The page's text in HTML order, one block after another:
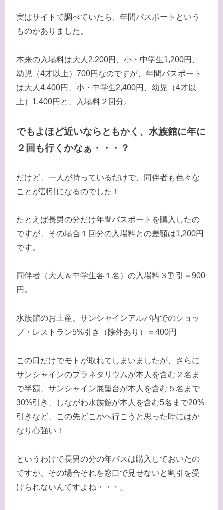
実はサイトで調べていたら、年間パスポートという
ものがありました。
本来の入場料は大人2,200円、小・中学生1,200円、
幼児（4才以上）700円なのですが、年間パスポート
は大人4,400円、小・中学生2,400円、幼児（4才以
上）1,400円と、入場料２回分。
でもよほど近いならともかく、水族館に年に
２回も行くかなぁ・・・？
だけど、一人が持っているだけで、同伴者も色々な
ことが割引になるのでした！
たとえば長男の分だけ年間パスポートを購入したの
ですが、その場合１回分の入場料との差額は1,200円
です。
同伴者（大人＆中学生各１名）の入場料３割引＝900
円。
水族館のお土産、サンシャインアルパ内でのショッ
プ・レストラン5%引き（除外あり）＝400円
この日だけでモトが取れてしまいましたが、さらに
サンシャインのプラネタリウムが本人を含む２名ま
で半額、サンシャイン展望台が本人を含む５名まで
30%引き、しながわ水族館が本人を含む5名まで20%
引きなど、この先どこかへ行こうと思った時にはか
なり心強い！
というわけで長男の分の年パスは購入しておいたの
ですが、その場合それを窓口で見せないと割引を受
けられないんですよね・・・。